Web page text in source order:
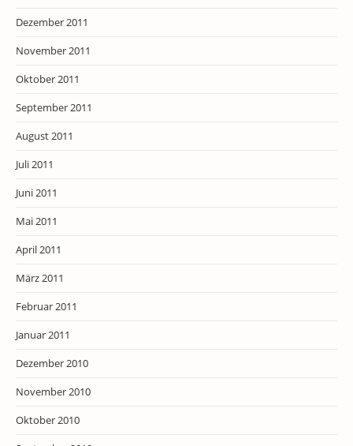
Dezember 2011
November 2011
Oktober 2011
September 2011
August 2011
Juli 2011
Juni 2011
Mai 2011
April 2011
März 2011
Februar 2011
Januar 2011
Dezember 2010
November 2010
Oktober 2010